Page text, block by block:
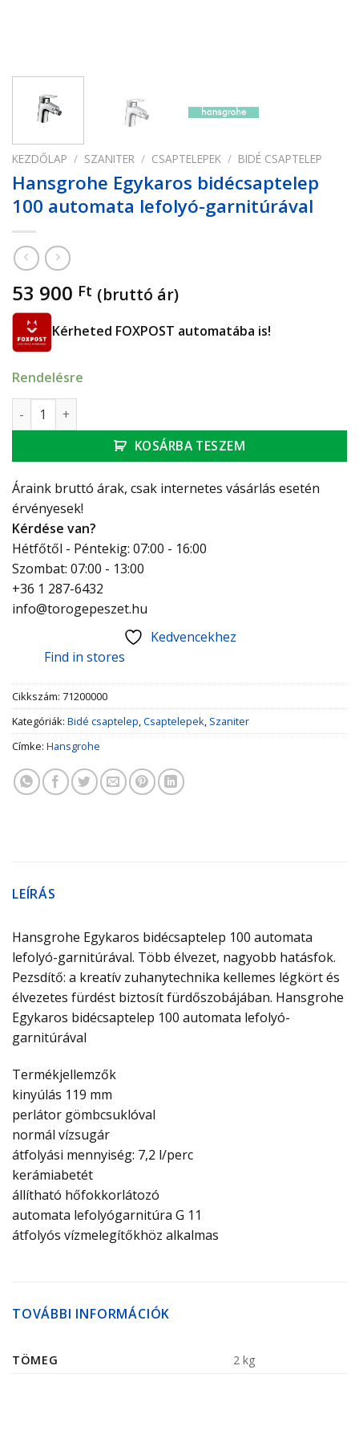
KEZDŐLAP / SZANITER / CSAPTELEPEK / BIDÉ CSAPTELEP
Hansgrohe Egykaros bidécsaptelep
100 automata lefolyó-garnitúrával
53 900 Ft (bruttó ár)
Kérheted FOXPOST automatába is!
Rendelésre
Hansgrohe Egykaros bidécsaptelep 100 automata lefolyó-
KOSÁRBA TESZEM
Áraink bruttó árak, csak internetes vásárlás esetén
érvényesek!
Kérdése van?
Hétfőtől - Péntekig: 07:00 - 16:00
Szombat: 07:00 - 13:00
+36 1 287-6432
info@torogepeszet.hu
Kedvencekhez
Find in stores
Cikkszám: 71200000
Kategóriák: Bidé csaptelep,Csaptelepek, Szaniter
Címke: Hansgrohe
LEÍRÁS
Hansgrohe Egykaros bidécsaptelep 100 automata
lefolyó-garnitúrával. Több élvezet, nagyobb hatásfok.
Pezsdítő: a kreatív zuhanytechnika kellemes légkört és
élvezetes fürdést biztosít fürdőszobájában. Hansgrohe
Egykaros bidécsaptelep 100 automata lefolyó-
garnitúrával
Termékjellemzők
kinyúlás 119 mm
perlátor gömbcsuklóval
normál vízsugár
átfolyási mennyiség: 7,2 l/perc
kerámiabetét
állítható hőfokkorlátozó
automata lefolyógarnitúra G 11
átfolyós vízmelegítőkhöz alkalmas
TOVÁBBI INFORMÁCIÓK
TÖMEG 2 kg